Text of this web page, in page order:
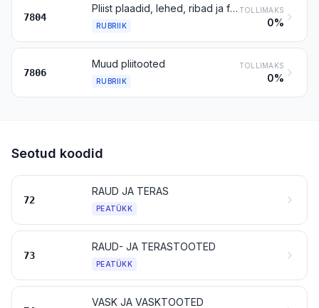
7804
Pliist plaadid, lehed, ribad ja foolium; pliipulbrid ja -helbed
RUBRIIK
TOLLIMAKS
0%
7806
Muud pliitooted
RUBRIIK
TOLLIMAKS
0%
Seotud koodid
72
RAUD JA TERAS
PEATÜKK
73
RAUD- JA TERASTOOTED
PEATÜKK
VASK JA VASKTOOTED